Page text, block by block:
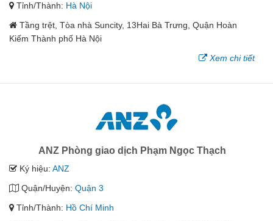
Tỉnh/Thành: Hà Nội
Tầng trệt, Tòa nhà Suncity, 13Hai Bà Trưng, Quận Hoàn
Kiếm Thành phố Hà Nội
Xem chi tiết
ANZ Phòng giao dịch Phạm Ngọc Thạch
Ký hiệu: ANZ
Quận/Huyện: Quận 3
Tỉnh/Thành: Hồ Chí Minh